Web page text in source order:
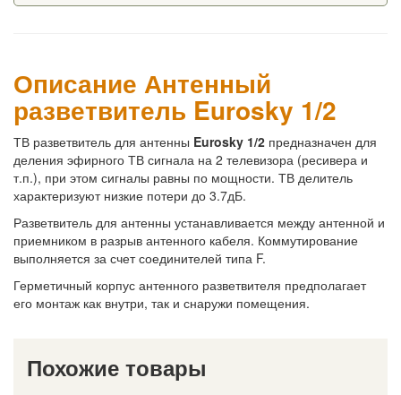
Описание Антенный
разветвитель Eurosky 1/2
ТВ разветвитель для антенны Eurosky 1/2 предназначен для
деления эфирного ТВ сигнала на 2 телевизора (ресивера и
т.п.), при этом сигналы равны по мощности. ТВ делитель
характеризуют низкие потери до 3.7дБ.
Разветвитель для антенны устанавливается между антенной и
приемником в разрыв антенного кабеля. Коммутирование
выполняется за счет соединителей типа F.
Герметичный корпус антенного разветвителя предполагает
его монтаж как внутри, так и снаружи помещения.
Похожие товары